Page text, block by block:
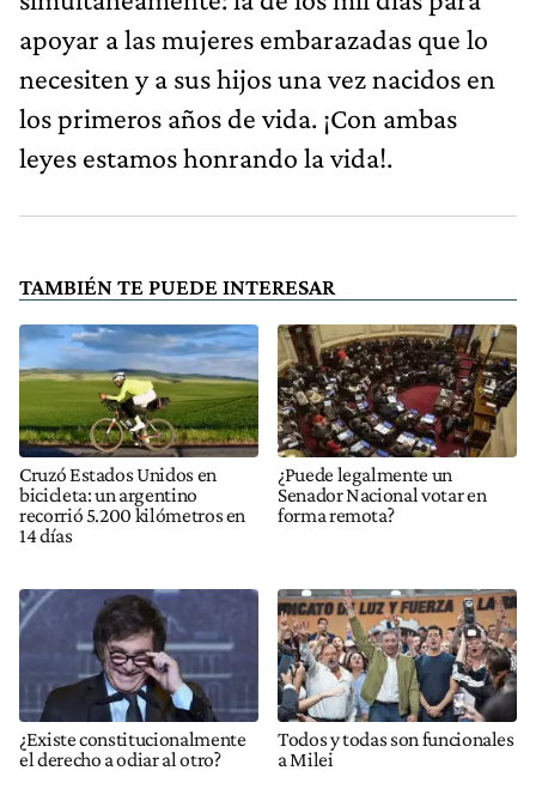
apoyar a las mujeres embarazadas que lo
necesiten y a sus hijos una vez nacidos en
los primeros años de vida. ¡Con ambas
leyes estamos honrando la vida!.
TAMBIÉN TE PUEDE INTERESAR
Cruzó Estados Unidos en
bicicleta: un argentino
recorrió 5.200 kilómetros en
14 días
¿Puede legalmente un
Senador Nacional votar en
forma remota?
¿Existe constitucionalmente
el derecho a odiar al otro?
Todos y todas son funcionales
a Milei